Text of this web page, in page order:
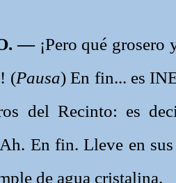
— ¡Pero qué
(Pausa) En fin... es
del Recinto: es
En fin. Lleve en sus
de agua cristalina.